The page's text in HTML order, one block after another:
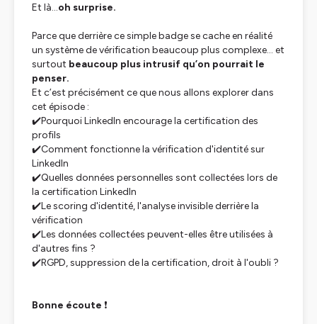
Et là…oh surprise.
Parce que derrière ce simple badge se cache en réalité
un système de vérification beaucoup plus complexe… et
surtout beaucoup plus intrusif qu’on pourrait le
penser.
Et c’est précisément ce que nous allons explorer dans
cet épisode :
✔️Pourquoi LinkedIn encourage la certification des
profils
✔️Comment fonctionne la vérification d'identité sur
LinkedIn
✔️Quelles données personnelles sont collectées lors de
la certification LinkedIn
✔️Le scoring d'identité, l'analyse invisible derrière la
vérification
✔️Les données collectées peuvent-elles être utilisées à
d'autres fins ?
✔️RGPD, suppression de la certification, droit à l'oubli ?
Bonne écoute ❗